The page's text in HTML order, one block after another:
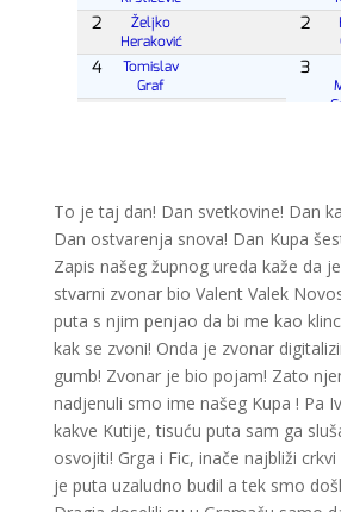
To je taj dan! Dan svetkovine! Dan
Dan ostvarenja snova! Dan Kupa
Zapis našeg župnog ureda kaže da
stvarni zvonar bio Valent Valek
puta s njim penjao da bi me kao
kak se zvoni! Onda je zvonar
gumb! Zvonar je bio pojam! Zato
nadjenuli smo ime našeg Kupa ! Pa
kakve Kutije, tisuću puta sam ga
osvojiti! Grga i Fic, inače najbliži
je puta uzaludno budil a tek smo